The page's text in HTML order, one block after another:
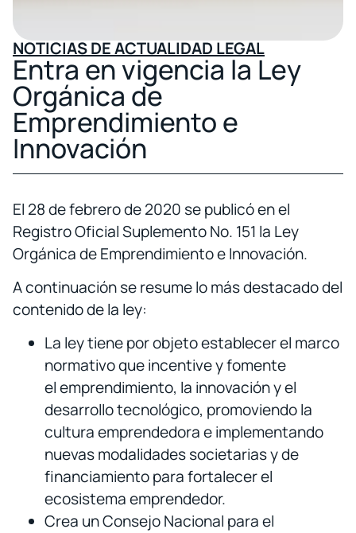
NOTICIAS DE ACTUALIDAD LEGAL
Entra en vigencia la Ley
Orgánica de
Emprendimiento e
Innovación
El 28 de febrero de 2020 se publicó en el
Registro Oficial Suplemento No. 151 la Ley
Orgánica de Emprendimiento e Innovación.
A continuación se resume lo más destacado del
contenido de la ley:
La ley tiene por objeto establecer el marco
normativo que incentive y fomente
el emprendimiento, la innovación y el
desarrollo tecnológico, promoviendo la
cultura emprendedora e implementando
nuevas modalidades societarias y de
financiamiento para fortalecer el
ecosistema emprendedor.
Crea un Consejo Nacional para el